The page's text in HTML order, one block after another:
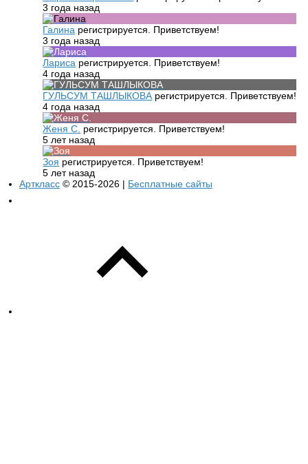
3 года назад
Галина регистрируется. Приветствуем!
3 года назад
Лариса регистрируется. Приветствуем!
4 года назад
ГУЛЬСУМ ТАШЛЫКОВАрегистрируется. Приветствуем!
4 года назад
Женя С. регистрируется. Приветствуем!
5 лет назад
Зоя регистрируется. Приветствуем!
5 лет назад
Арткласс © 2015-2026 | Бесплатные сайты